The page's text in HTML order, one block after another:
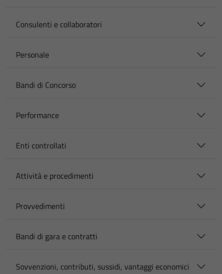
Consulenti e collaboratori
Personale
Bandi di Concorso
Performance
Enti controllati
Attività e procedimenti
Provvedimenti
Bandi di gara e contratti
Sovvenzioni, contributi, sussidi, vantaggi economici